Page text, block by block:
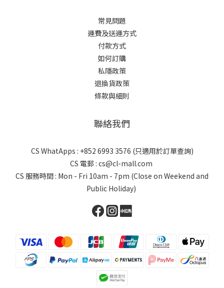
常見問題
運費及送運方式
付款方式
如何訂購
私隱政策
退換貨政策
條款與細則
聯絡我們
CS WhatApps : +852 6993 3576 (只適用於訂單查詢)
CS 電郵 : cs@cl-mall.com
CS 服務時間 : Mon - Fri 10am - 7pm (Close on Weekend and
Public Holiday)